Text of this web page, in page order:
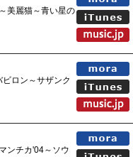
美麗猫～青い星の
ロン～サザンク
ンチカ'04～ソウ